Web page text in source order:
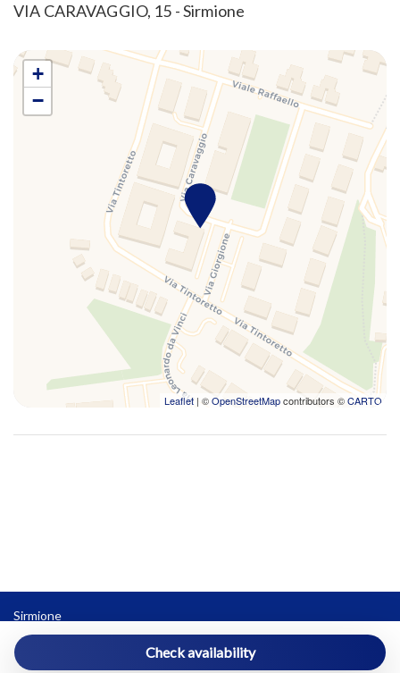
Parking
Self-controlled heating/cooling system
Shower
VIA CARAVAGGIO, 15 - Sirmione
+
−
Leaflet | ©OpenStreetMapcontributors ©CARTO
Check availability
Sirmione
sirmione@vivereilgarda.net
3396341092